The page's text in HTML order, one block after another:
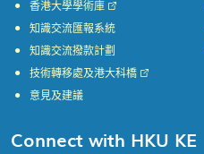
香港大學學術庫
知識交流匯報系統
知識交流撥款計劃
技術轉移處及港大科橋
意見及建議
Connect with HKU KE